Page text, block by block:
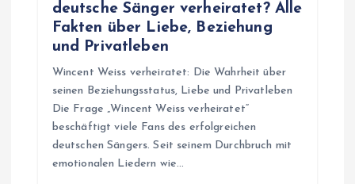
deutsche Sänger verheiratet? Alle
Fakten über Liebe, Beziehung
und Privatleben
Wincent Weiss verheiratet: Die Wahrheit über
seinen Beziehungsstatus, Liebe und Privatleben
Die Frage „Wincent Weiss verheiratet“
beschäftigt viele Fans des erfolgreichen
deutschen Sängers. Seit seinem Durchbruch mit
emotionalen Liedern wie…